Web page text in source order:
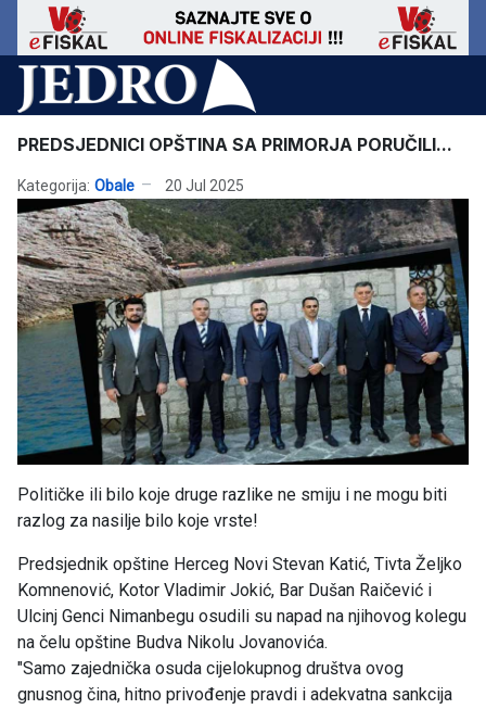
PREDSJEDNICI OPŠTINA SA PRIMORJA PORUČILI...
Kategorija: Obale 20 Jul 2025
Političke ili bilo koje druge razlike ne smiju i ne mogu biti
razlog za nasilje bilo koje vrste!
Predsjednik opštine Herceg Novi Stevan Katić, Tivta Željko
Komnenović, Kotor Vladimir Jokić, Bar Dušan Raičević i
Ulcinj Genci Nimanbegu osudili su napad na njihovog kolegu
na čelu opštine Budva Nikolu Jovanovića.
"Samo zajednička osuda cijelokupnog društva ovog
gnusnog čina, hitno privođenje pravdi i adekvatna sankcija